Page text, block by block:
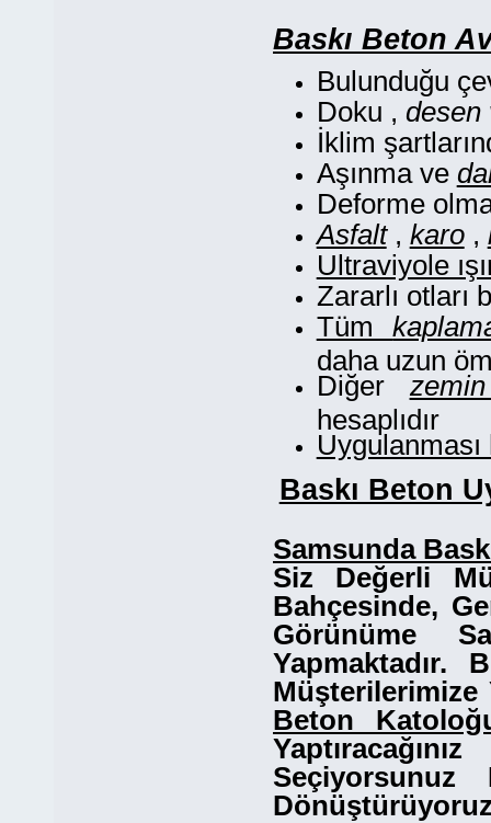
Baskı Beton
Bulunduğu
Doku , desen
İklim
Aşınma ve
Deforme
Asfalt, karo,
Ultraviyole
Zararlı otları
Tüm
daha uzun
Diğer
hesaplıdır
Uygulanması
Baskı Beton
Samsunda
Siz Değerli
Bahçesinde,
Görünüme
Yapmaktadır.
Beton